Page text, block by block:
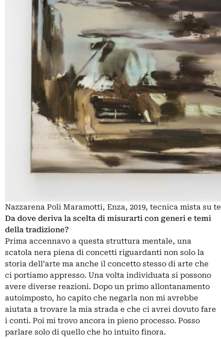
Nazzarena Poli Maramotti, Enza, 2019, tecnica mista su
Da dove deriva la scelta di misurarti con generi e temi
della tradizione?
Prima accennavo a questa struttura mentale, una
scatola nera piena di concetti riguardanti non solo la
storia dell’arte ma anche il concetto stesso di arte che
ci portiamo appresso. Una volta individuata si possono
avere diverse reazioni. Dopo un primo allontanamento
autoimposto, ho capito che negarla non mi avrebbe
aiutata a trovare la mia strada e che ci avrei dovuto fare
i conti. Poi mi trovo ancora in pieno processo. Posso
parlare solo di quello che ho intuito finora.